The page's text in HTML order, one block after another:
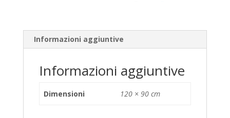
Informazioni aggiuntive
Informazioni aggiuntive
Dimensioni 120 × 90 cm